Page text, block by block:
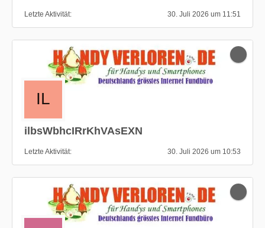
Letzte Aktivität 30. Juli 2026 um 11:51
ilbsWbhcIRrKhVAsEXN
Letzte Aktivität 30. Juli 2026 um 10:53